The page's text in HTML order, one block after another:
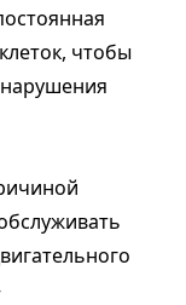
чтобы